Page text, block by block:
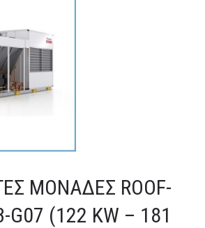
ΜΟΝΆΔΕΣ ROOF-
G07 (122 KW – 181